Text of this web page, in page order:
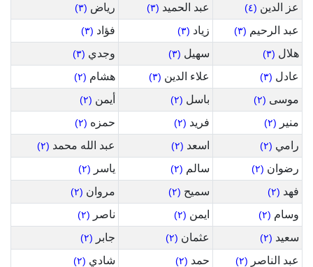
عز الدين (٤) عبد الحميد (٣) رياض (٣)
عبد الرحيم (٣) زياد (٣) فؤاد (٣)
هلال (٣) سهيل (٣) وجدي (٣)
عادل (٣) علاء الدين (٣) هشام (٢)
موسى (٢) باسل (٢) أيمن (٢)
منير (٢) فريد (٢) حمزه (٢)
رامي (٢) اسعد (٢) عبد الله محمد (٢)
رضوان (٢) سالم (٢) ياسر (٢)
فهد (٢) سميح (٢) مروان (٢)
وسام (٢) ايمن (٢) ناصر (٢)
سعيد (٢) عثمان (٢) جابر (٢)
عبد الناصر (٢) حمد (٢) شادي (٢)